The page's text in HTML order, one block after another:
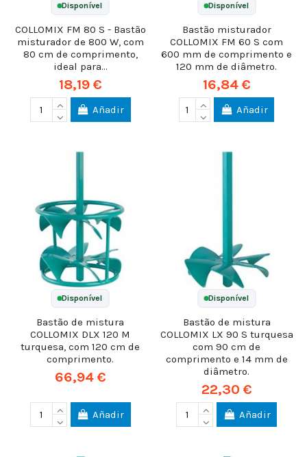
Disponível
COLLOMIX FM 80 S - Bastão
misturador de 800 W, com
80 cm de comprimento,
ideal para...
18,19 €
Añadir
Disponível
Bastão misturador
COLLOMIX FM 60 S com
600 mm de comprimento e
120 mm de diâmetro.
16,84 €
Añadir
Disponível
Bastão de mistura
COLLOMIX DLX 120 M
turquesa, com 120 cm de
comprimento.
66,94 €
Añadir
Disponível
Bastão de mistura
COLLOMIX LX 90 S turquesa
com 90 cm de
comprimento e 14 mm de
diâmetro.
22,30 €
Añadir